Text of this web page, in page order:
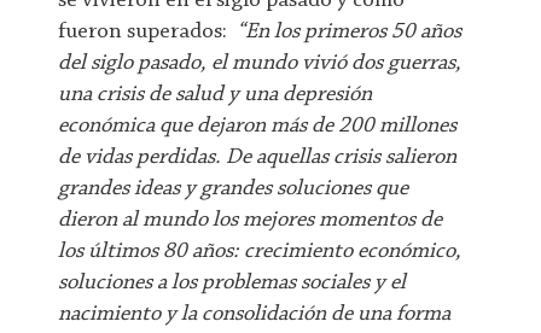
fueron superados:
“En los primeros 50 años
del siglo pasado, el mundo vivió dos guerras,
una crisis de salud y una depresión
económica que dejaron más de 200 millones
de vidas perdidas. De aquellas crisis salieron
grandes ideas y grandes soluciones que
dieron al mundo los mejores momentos de
los últimos 80 años: crecimiento económico,
soluciones a los problemas sociales y el
nacimiento y la consolidación de una forma